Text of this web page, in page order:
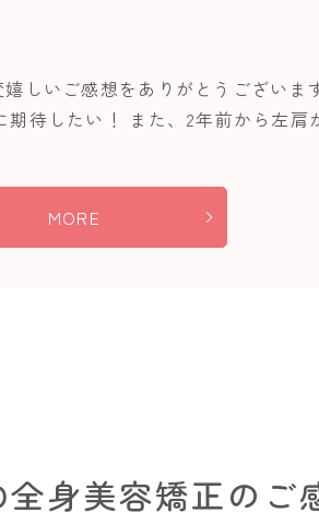
しいご感想をありがとうござい
待したい！ また、2年前から左
MORE
全身美容矯正の